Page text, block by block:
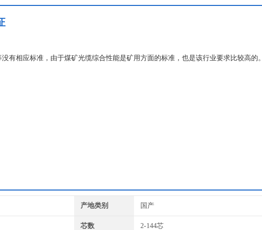
有相应标准，由于煤矿光缆综合性能是矿用方面的标准，也是该行业要求比较高的
产地类别 国产
芯数 2-144芯